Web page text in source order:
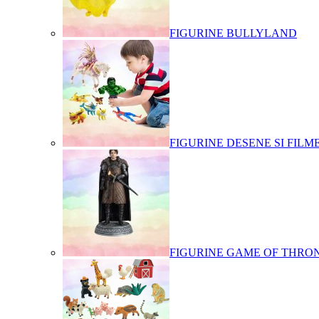
FIGURINE BULLYLAND
FIGURINE DESENE SI
FIGURINE GAME OF